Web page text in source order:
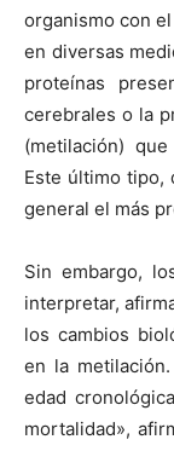
organismo con
en diversas
proteínas
cerebrales o la
(metilación)
Este último tipo,
general el más
Sin embargo,
interpretar,
los cambios
en la
edad
mortalidad»,